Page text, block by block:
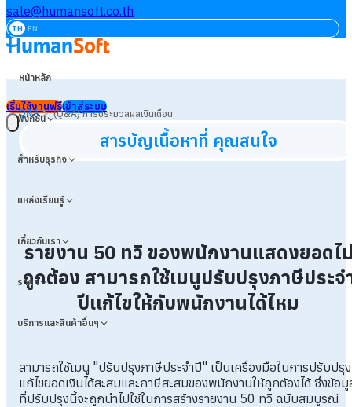
sale@humansoft.co.th
TH EN
หน้าหลัก
ฟังก์ชัน
สำหรับธุรกิจ
แหล่งเรียนรู้
เกี่ยวกับเรา
ราคา
บริการและสินค้าอื่นๆ
เริ่มใช้งานฟรีเข้าสู่ระบบ
Q&A>(Q&A) การประมวลผลเงินเดือน
สารบัญเนื้อหาที่ คุณสนใจ
รายงาน 50 ทวิ ของพนักงานแสดงยอดไ
ถูกต้อง สามารถใช้เมนูปรับปรุงภาษีประจ
ปีเเก้ไขให้กับพนักงานได้ไหม
สามารถใช้เมนู "ปรับปรุงภาษีประจำปี" เป็นเครื่องมือในการปรับปรุง
แก้ไขยอดเงินได้สะสมและภาษีสะสมของพนักงานให้ถูกต้องได้ ซึ่งข้อมู
ที่ปรับปรุงนี้จะถูกนำไปใช้ในการสร้างรายงาน 50 ทวิ ฉบับสมบูรณ์